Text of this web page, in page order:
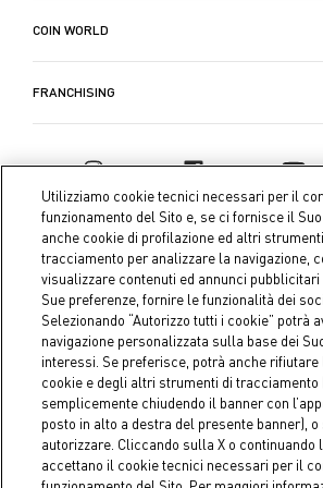
COIN WORLD
FRANCHISING
Coin S.p.A. Tax code / VAT number
€ 10.000.000,00 fully paid
Company data Cookie Policy
Notice
Utilizziamo cookie tecnici necessari per il
funzionamento del Sito e, se ci fornisce il Suo
anche cookie di profilazione ed altri
tracciamento per analizzare la navigazione,
visualizzare contenuti ed annunci
Sue preferenze, fornire le funzionalità dei
Selezionando “Autorizzo tutti i cookie” potrà
navigazione personalizzata sulla base dei
interessi. Se preferisce, potrà anche rifiutare
cookie e degli altri strumenti di tracciamento
semplicemente chiudendo il banner con
posto in alto a destra del presente banner),
autorizzare. Cliccando sulla X o continuando
accettano il cookie tecnici necessari per il